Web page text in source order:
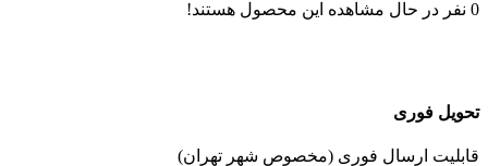
0 نفر در حال مشاهده این محصول هستند!
تحویل فوری
قابلیت ارسال فوری (مخصوص شهر تهران)